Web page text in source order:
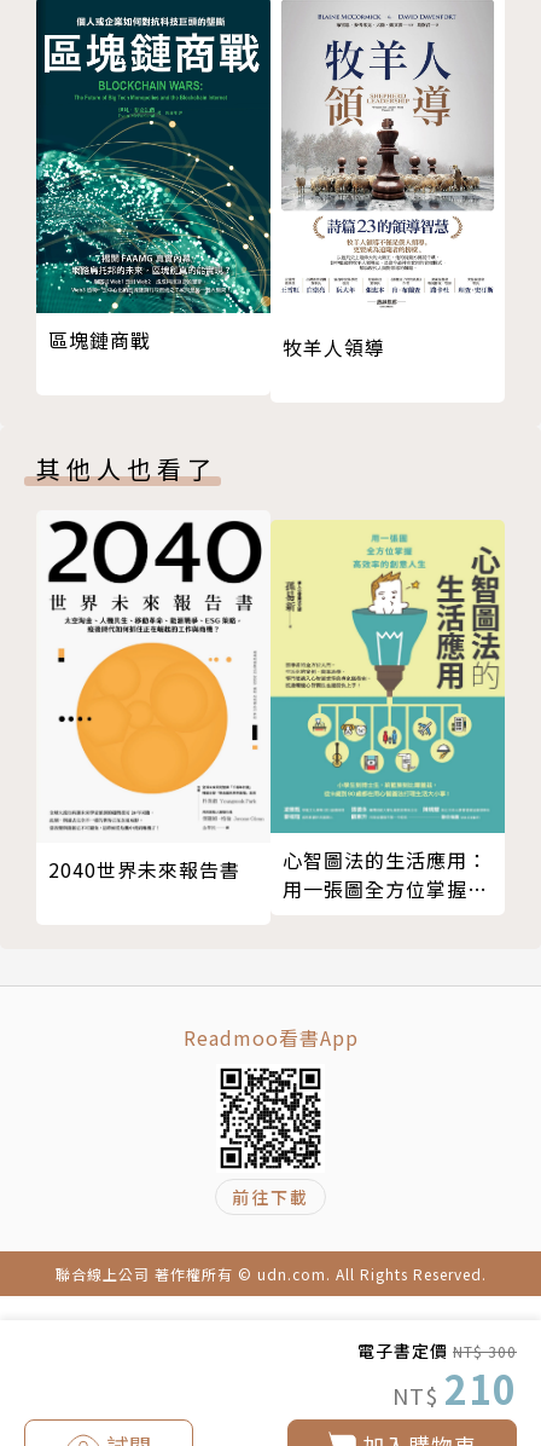
電子書定價 NT$ 300
NT$ 210
的寧靜，品嘗與卓越公司共創價值的喜悅。
2008年金融海嘯起，在研究所的學術基礎上，以巴菲
特為師，讀遍群書，形成巴菲特主義價值投資哲學。結
合理論與實務，在股票投資上，從原始的60萬元資
金，6年獲利120萬元，投資報酬率達到200%。
Email：haneng6121@gmail.com
買股與收購並行，絕不慢半拍
不收手續費和經理費
重視投資獲利擴大的規模
集中投資，不隨便分散投資
長期股東結構，經理人發揮空間大
危機入市，下重手買進
設定安全邊際，精打細算
回購股票，股東受益
2 買進波克夏的合理價
價格與價值的迷思?!
透視「市場先生」
如何評估波克夏的價值？
檢視波克夏內在價值的三大關鍵
以帳面價值追蹤績效
PBR≦1.5就買進
找出波克夏B股的帳面價值
計算買進波克夏B股的合理價格
我想打敗巴菲特！
麥克漢的投資組合
「進可攻、退可守」的投資組合
最失敗和最成功的投資經驗
隨時買、隨便買、永遠不要賣！
股價便宜的B股，適合散戶隨時買
除了波克夏B股，不隨便買
簡單開戶，馬上就開始
如何在第一證券開戶？
在第一證券看盤與買賣
如何匯款到第一證券？
3 要挑好公司，就選超級CEO
就是股神巴菲特
股神進化推手：查理．孟格
區塊鏈商戰 牧羊人領導
其他人也看了
2040世界未來報告書
心智圖法的生活應用：
用一張圖全方位掌握高
Readmoo看書App
前往下載
聯合線上公司 著作權所有 © udn.com. All Rights Reserved.